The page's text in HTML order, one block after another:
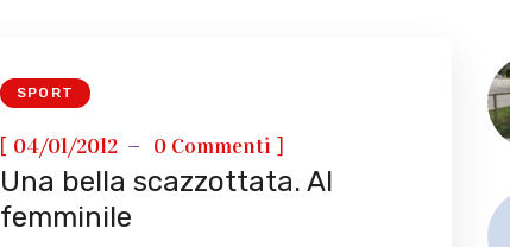
SPORT
[ 04/01/2012 0 Commenti ]
Una bella scazzottata. Al
femminile